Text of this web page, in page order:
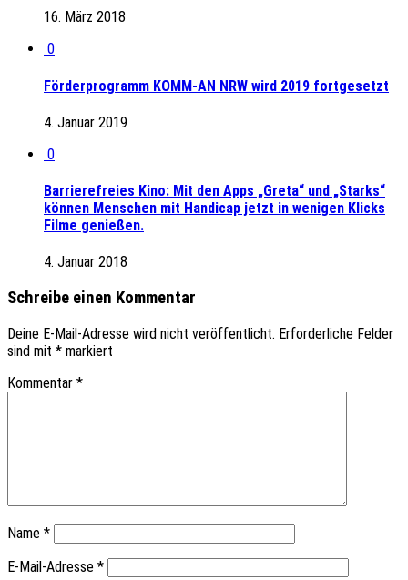
16. März 2018
0
Förderprogramm KOMM-AN NRW wird 2019 fortgesetzt
4. Januar 2019
0
Barrierefreies Kino: Mit den Apps „Greta“ und „Starks“
können Menschen mit Handicap jetzt in wenigen Klicks
Filme genießen.
4. Januar 2018
Schreibe einen Kommentar
Deine E-Mail-Adresse wird nicht veröffentlicht. Erforderliche Felder
sind mit * markiert
Kommentar *
Name *
E-Mail-Adresse *